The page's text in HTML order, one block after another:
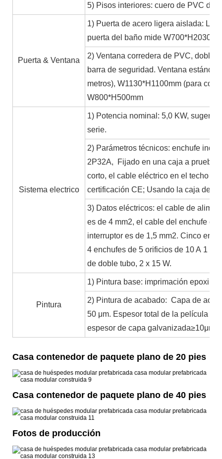
5) Pisos interiores: cuero de PVC de
Puerta & Ventana
1) Puerta de acero ligera aislada: La
puerta del baño mide
2) Ventana corredera de PVC, doble
barra de seguridad. Ventana
metros), W1130*H1100mm (para
W800*H500mm
Sistema electrico
1) Potencia nominal: 5,0 KW,
serie.
2) Parámetros técnicos: enchufe
2P32A, Fijado en una caja a prueba
corto, el cable eléctrico en el techo
certificación CE; Usando la caja de
3) Datos eléctricos: el cable de
es de 4 mm2, el cable del enchufe
interruptor es de 1,5 mm2. Cinco
4 enchufes de 5 orificios de 10 A 1
de doble tubo, 2 x 15 W.
Pintura
1) Pintura base: imprimación epoxi,
2) Pintura de acabado: Capa de
50 μm. Espesor total de la película
espesor de capa galvanizada≥10μm
Casa contenedor de paquete plano de 20 pies
Casa contenedor de paquete plano de 40 pies
Fotos de producción